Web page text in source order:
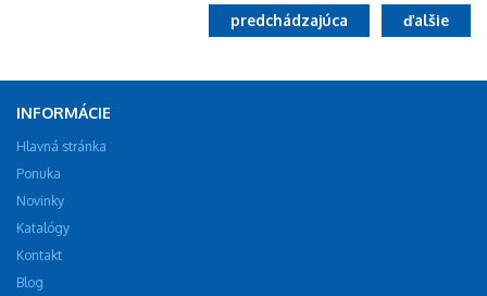
ďalšie
predchádzajúca
INFORMÁCIE
Hlavná stránka
Ponuka
Novinky
Katalógy
Kontakt
Blog